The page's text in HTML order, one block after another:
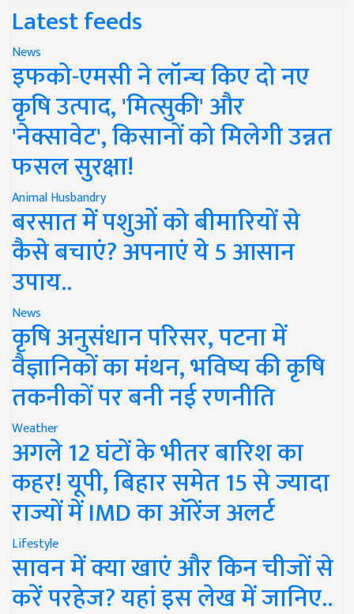
Latest feeds
News
इफको-एमसी ने लॉन्च किए दो नए
कृषि उत्पाद, 'मित्सुकी' और
'नेक्सावेट', किसानों को मिलेगी उन्नत
फसल सुरक्षा!
Animal Husbandry
बरसात में पशुओं को बीमारियों से
कैसे बचाएं? अपनाएं ये 5 आसान
उपाय..
News
कृषि अनुसंधान परिसर, पटना में
वैज्ञानिकों का मंथन, भविष्य की कृषि
तकनीकों पर बनी नई रणनीति
Weather
अगले 12 घंटों के भीतर बारिश का
कहर! यूपी, बिहार समेत 15 से ज्यादा
राज्यों में IMD का ऑरेंज अलर्ट
Lifestyle
सावन में क्या खाएं और किन चीजों से
करें परहेज? यहां इस लेख में जानिए..